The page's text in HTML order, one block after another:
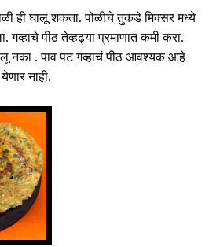
ही घालू शकता.पोळीचे तुकडे मिक्सर मध्ये
.गव्हाचे पीठ तेव्हढ्या प्रमाणात कमी करा.
नका .पाव पट गव्हाचं पीठ आवश्यक आहे
नाही.